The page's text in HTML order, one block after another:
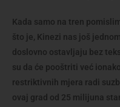
Kada samo na tren
što je, Kinezi nas još
doslovno ostavljaju bez
su da će pooštriti već
restriktivnih mjera radi
ovaj grad od 25 milijuna